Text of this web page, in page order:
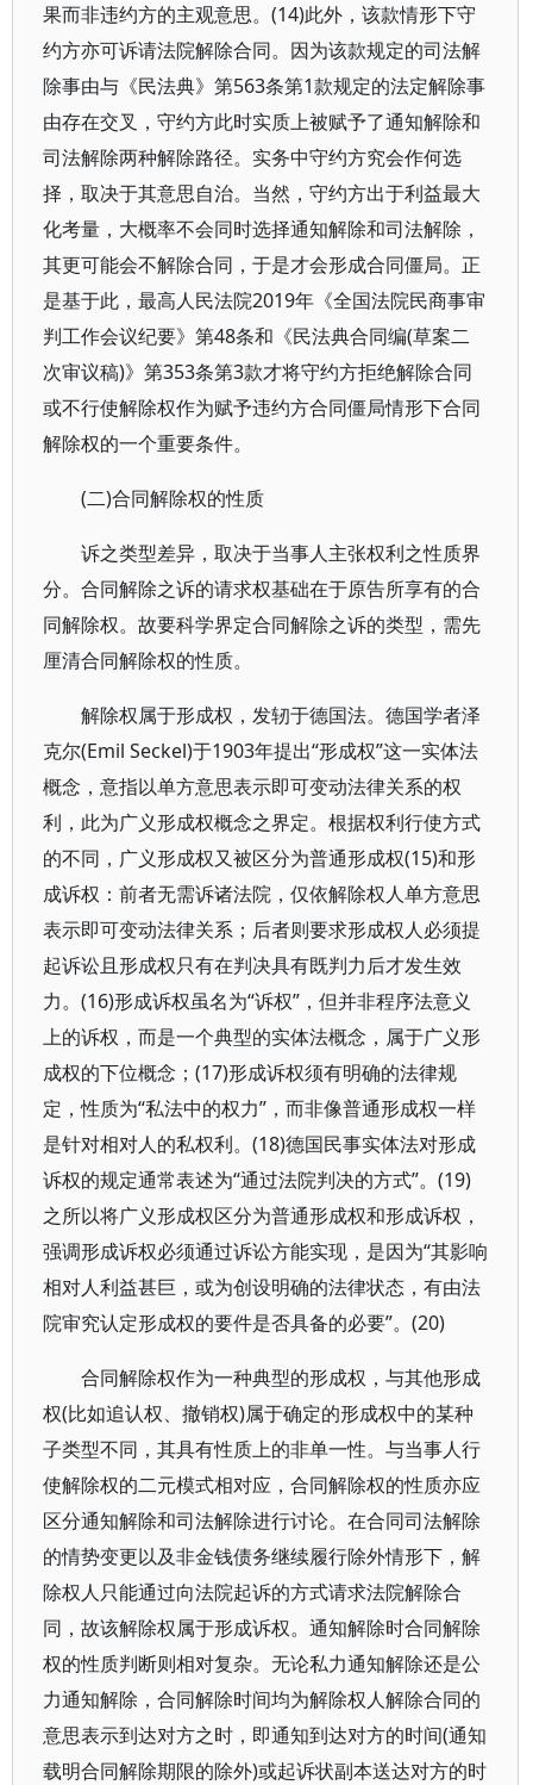
果而非违约方的主观意思。(14)此外，该款情形下守
约方亦可诉请法院解除合同。因为该款规定的司法解
除事由与《民法典》第563条第1款规定的法定解除事
由存在交叉，守约方此时实质上被赋予了通知解除和
司法解除两种解除路径。实务中守约方究会作何选
择，取决于其意思自治。当然，守约方出于利益最大
化考量，大概率不会同时选择通知解除和司法解除，
其更可能会不解除合同，于是才会形成合同僵局。正
是基于此，最高人民法院2019年《全国法院民商事审
判工作会议纪要》第48条和《民法典合同编(草案二
次审议稿)》第353条第3款才将守约方拒绝解除合同
或不行使解除权作为赋予违约方合同僵局情形下合同
解除权的一个重要条件。
(二)合同解除权的性质
诉之类型差异，取决于当事人主张权利之性质界
分。合同解除之诉的请求权基础在于原告所享有的合
同解除权。故要科学界定合同解除之诉的类型，需先
厘清合同解除权的性质。
解除权属于形成权，发轫于德国法。德国学者泽
克尔(Emil Seckel)于1903年提出“形成权”这一实体法
概念，意指以单方意思表示即可变动法律关系的权
利，此为广义形成权概念之界定。根据权利行使方式
的不同，广义形成权又被区分为普通形成权(15)和形
成诉权：前者无需诉诸法院，仅依解除权人单方意思
表示即可变动法律关系；后者则要求形成权人必须提
起诉讼且形成权只有在判决具有既判力后才发生效
力。(16)形成诉权虽名为“诉权”，但并非程序法意义
上的诉权，而是一个典型的实体法概念，属于广义形
成权的下位概念；(17)形成诉权须有明确的法律规
定，性质为“私法中的权力”，而非像普通形成权一样
是针对相对人的私权利。(18)德国民事实体法对形成
诉权的规定通常表述为“通过法院判决的方式”。(19)
之所以将广义形成权区分为普通形成权和形成诉权，
强调形成诉权必须通过诉讼方能实现，是因为“其影响
相对人利益甚巨，或为创设明确的法律状态，有由法
院审究认定形成权的要件是否具备的必要”。(20)
合同解除权作为一种典型的形成权，与其他形成
权(比如追认权、撤销权)属于确定的形成权中的某种
子类型不同，其具有性质上的非单一性。与当事人行
使解除权的二元模式相对应，合同解除权的性质亦应
区分通知解除和司法解除进行讨论。在合同司法解除
的情势变更以及非金钱债务继续履行除外情形下，解
除权人只能通过向法院起诉的方式请求法院解除合
同，故该解除权属于形成诉权。通知解除时合同解除
权的性质判断则相对复杂。无论私力通知解除还是公
力通知解除，合同解除时间均为解除权人解除合同的
意思表示到达对方之时，即通知到达对方的时间(通知
载明合同解除期限的除外)或起诉状副本送达对方的时